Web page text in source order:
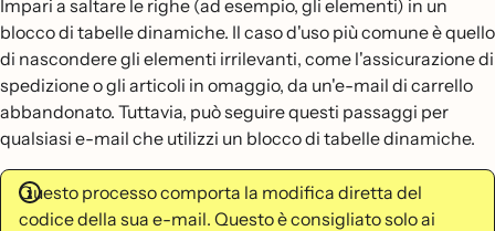
Impari a saltare le righe (ad esempio, gli elementi) in un
blocco di tabelle dinamiche. Il caso d'uso più comune è quello
di nascondere gli elementi irrilevanti, come l'assicurazione di
spedizione o gli articoli in omaggio, da un'e-mail di carrello
abbandonato. Tuttavia, può seguire questi passaggi per
qualsiasi e-mail che utilizzi un blocco di tabelle dinamiche.
Questo processo comporta la modifica diretta del
codice della sua e-mail. Questo è consigliato solo ai